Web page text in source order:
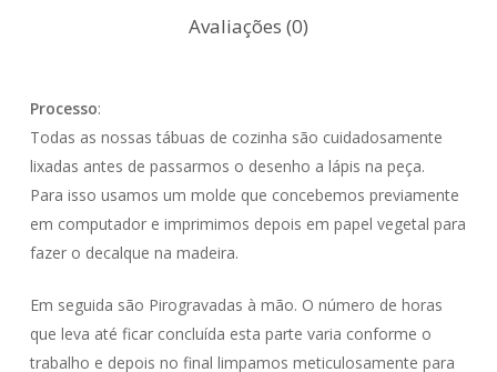
Avaliações (0)
Processo:
Todas as nossas tábuas de cozinha são cuidadosamente
lixadas antes de passarmos o desenho a lápis na peça.
Para isso usamos um molde que concebemos previamente
em computador e imprimimos depois em papel vegetal para
fazer o decalque na madeira.
Em seguida são Pirogravadas à mão. O número de horas
que leva até ficar concluída esta parte varia conforme o
trabalho e depois no final limpamos meticulosamente para
melhor maneira
possível
durante a tua
visita. Se
recusares estas
cookies,
funcionalidades
do website.